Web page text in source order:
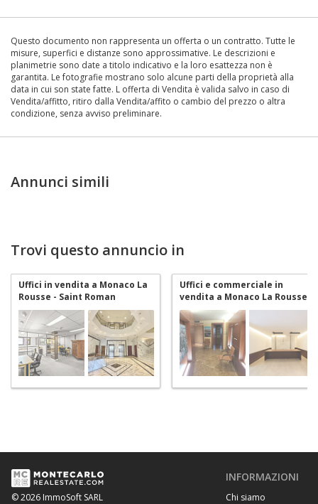
Questo documento non rappresenta un offerta o un contratto. Tutte le
misure, superfici e distanze sono approssimative. Le descrizioni e
planimetrie sono date a titolo indicativo e la loro esattezza non è
garantita. Le fotografie mostrano solo alcune parti della proprietà alla
data in cui son state fatte. L offerta di Vendita è valida salvo in caso di
Vendita/affitto, ritiro dalla Vendita/affito o cambio del prezzo o altra
condizione, senza avviso preliminare.
Annunci simili
Trovi questo annuncio in
Uffici in vendita a Monaco La
Rousse - Saint Roman
Uffici e commerciale in
vendita a Monaco La Rousse -
Saint Roman
© 2026 ImmoSoft SARL
INFORMAZIONI
Chi siamo